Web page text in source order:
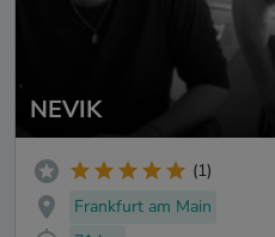
NEVIK
(1)
Frankfurt am Main